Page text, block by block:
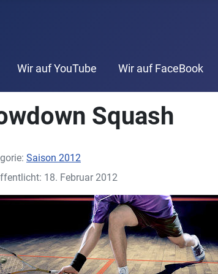
Wir auf YouTube Wir auf FaceBook
Squash
Saison 2012
18. Februar 2012